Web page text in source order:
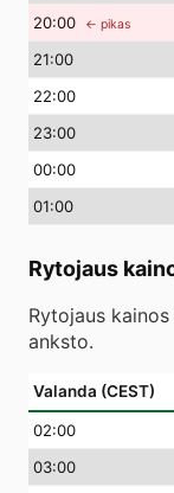
20:00 ← pikas
21:00
22:00
23:00
00:00
01:00
Rytojaus
Rytojaus
anksto.
Valanda (CEST)
02:00
03:00